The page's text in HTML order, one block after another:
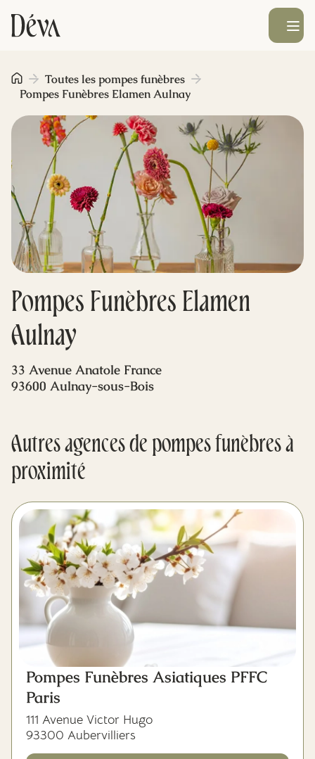
Obsèques
Prévoyance
Monument funéraire
Livraison de fleurs
Blog
Ouvrir le
Pompes Funèbres Elamen
Aulnay
Toutes les pompes funèbres
Pompes Funèbres Elamen Aulnay
33 Avenue Anatole France
93600 Aulnay-sous-Bois
Autres agences de pompes funèbres à
proximité
Pompes Funèbres Asiatiques PFFC
Paris
111 Avenue Victor Hugo
93300 Aubervilliers